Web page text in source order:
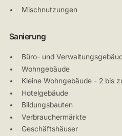
Mischnutzungen
Sanierung
Büro- und
Wohngebäude
Kleine Wohngebäude - 2 bis
Hotelgebäude
Bildungsbauten
Verbrauchermärkte
Geschäftshäuser